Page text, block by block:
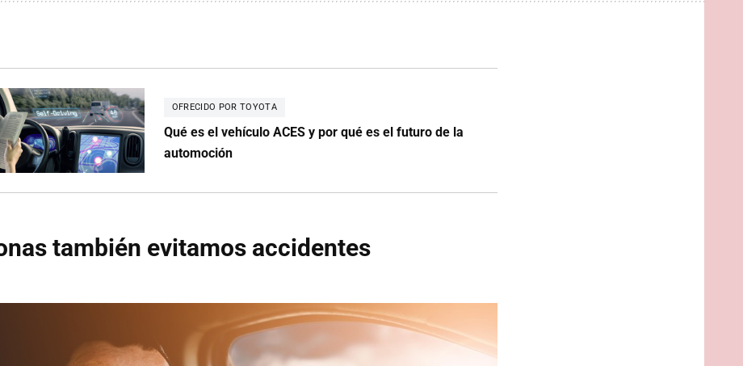
OFRECIDO POR TOYOTA
Qué es el vehículo ACES y por qué es el futuro de la
automoción
también evitamos accidentes